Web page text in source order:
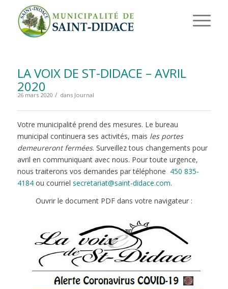
LA VOIX DE ST-DIDACE – AVRIL
2020
26 mars 2020 / dans Journal
Votre municipalité prend des mesures. Le bureau
municipal continuera ses activités, mais les portes
demeureront fermées. Surveillez tous changements pour
avril en communiquant avec nous. Pour toute urgence,
nous traiterons vos demandes par téléphone 450 835-
4184ou courriel secretariat@saint-didace.com.
Ouvrir le document PDF dans votre navigateur :